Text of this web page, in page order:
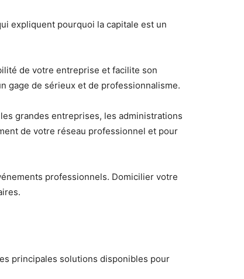
expliquent pourquoi la capitale est un
de votre entreprise et facilite son
gage de sérieux et de professionnalisme.
grandes entreprises, les administrations
de votre réseau professionnel et pour
professionnels. Domicilier votre
principales solutions disponibles pour